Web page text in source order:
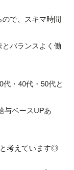
で、スキマ時間
バランスよく働
・40代・50代と
与ベースUPあ
考えています◎